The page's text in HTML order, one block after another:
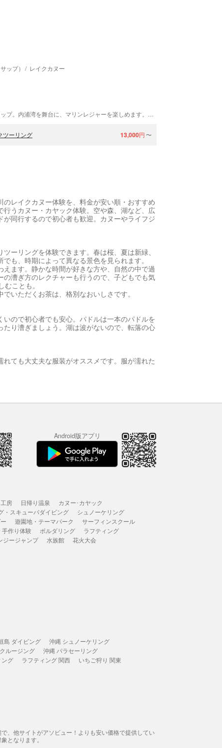
ップ）
レイクカヌー
ツーリング 13,000円 〜
レイクカヌー体験を、料金が安い順・おすすめ
うカヌー・カヤック体験。空や森、湖など、広
同行するので初心者も歓迎。カヌーやライフジ
ーリングを体験できます。春は桜、夏は新緑、
も、時期によって異なる景色を見られます。
ます。静かな時間が好きな方や、自然の中で過
漕ぎ方のレクチャーも行うので、子どもでも気
ことも。
いただくお茶は、格別なおいしさです。
ので初心者でも安心。パドルは一本のパドルを
り漕ぎましょう。湖は波がないので、転落の心
ても大丈夫な服装がオススメです。服が濡れた
Android版アプリ
房 日帰り温泉
カヌー･カヤック
・スキューバダイビング
シュノーケリング
遊園地・テーマパーク
サーフィンスクール
手作り体験 ボルダリング
ラフティング
ジージャンプ 水族館 花火大会
島 ダイビング
沖縄 シュノーケリング
ルージング
沖縄 パラセーリング
ング ラフティング 関西
いちご狩り 関東
、他サイトがアソビュー！よりも安い価格で提供してい
となります。